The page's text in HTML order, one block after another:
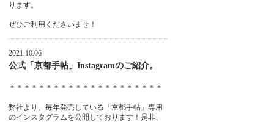
ります。
ぜひご利用くださいませ！
2021.10.06
公式「京都手帖」Instagramのご紹介。
＊＊＊＊＊＊＊＊＊＊＊＊＊＊＊＊＊＊＊＊＊
弊社より、毎年発売している「京都手帖」専用
のインスタグラムを公開しております！是非、